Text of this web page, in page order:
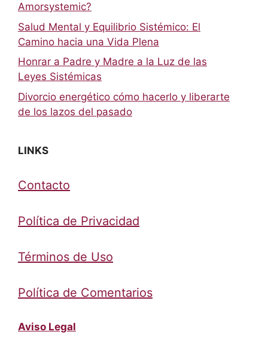
Amorsystemic?
Salud Mental y Equilibrio Sistémico: El
Camino hacia una Vida Plena
Honrar a Padre y Madre a la Luz de las
Leyes Sistémicas
Divorcio energético cómo hacerlo y liberarte
de los lazos del pasado
LINKS
Contacto
Política de Privacidad
Términos de Uso
Política de Comentarios
Aviso Legal